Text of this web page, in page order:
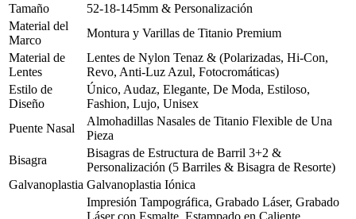
Tamaño
52-18-145mm & Personalización
Material del
Marco
Montura y Varillas de Titanio Premium
Material de
Lentes
Lentes de Nylon Tenaz & (Polarizadas, Hi-Con,
Revo, Anti-Luz Azul, Fotocromáticas)
Estilo de
Diseño
Único, Audaz, Elegante, De Moda, Estiloso,
Fashion, Lujo, Unisex
Puente Nasal
Almohadillas Nasales de Titanio Flexible de Una
Pieza
Bisagra
Bisagras de Estructura de Barril 3+2 &
Personalización (5 Barriles & Bisagra de Resorte)
Galvanoplastia Galvanoplastia Iónica
Impresión Tampográfica, Grabado Láser, Grabado
Láser con Esmalte, Estampado en Caliente,